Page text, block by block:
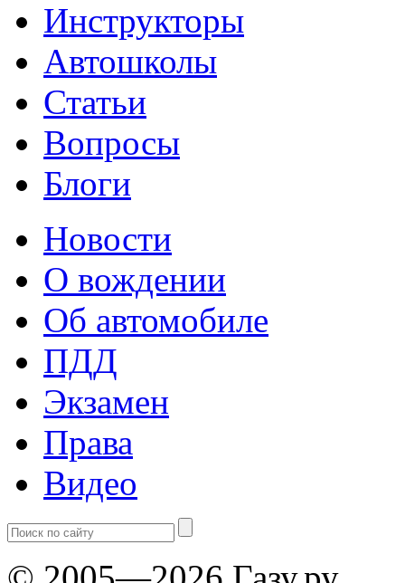
Инструкторы
Автошколы
Статьи
Вопросы
Блоги
Новости
О вождении
Об автомобиле
ПДД
Экзамен
Права
Видео